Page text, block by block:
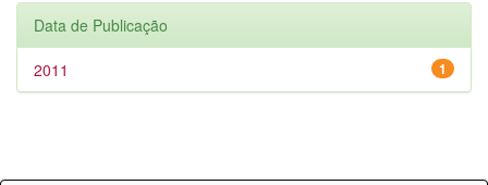
Data de Publicação
1
2011